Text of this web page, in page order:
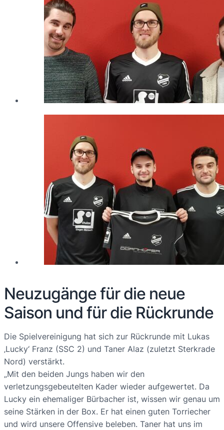
Neuzugänge für die neue
Saison und für die Rückrunde
Die Spielvereinigung hat sich zur Rückrunde mit Lukas
‚Lucky‘ Franz (SSC 2) und Taner Alaz (zuletzt Sterkrade
Nord) verstärkt.
„Mit den beiden Jungs haben wir den
verletzungsgebeutelten Kader wieder aufgewertet. Da
Lucky ein ehemaliger Bürbacher ist, wissen wir genau um
seine Stärken in der Box. Er hat einen guten Torriecher
und wird unsere Offensive beleben. Taner hat uns im